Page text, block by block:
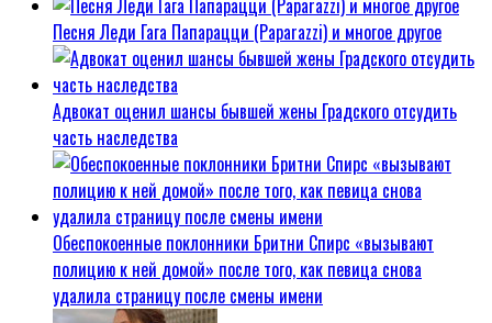
Песня Леди Гага Папарацци (Paparazzi) и многое другое
Адвокат оценил шансы бывшей жены Градского отсудить
часть наследства
Обеспокоенные поклонники Бритни Спирс «вызывают
полицию к ней домой» после того, как певица снова
удалила страницу после смены имени